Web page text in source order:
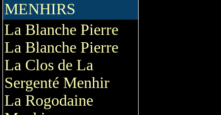
MENHIRS
La Blanche Pierre
La Blanche Pierre
La Clos de La
Sergenté Menhir
La Rogodaine